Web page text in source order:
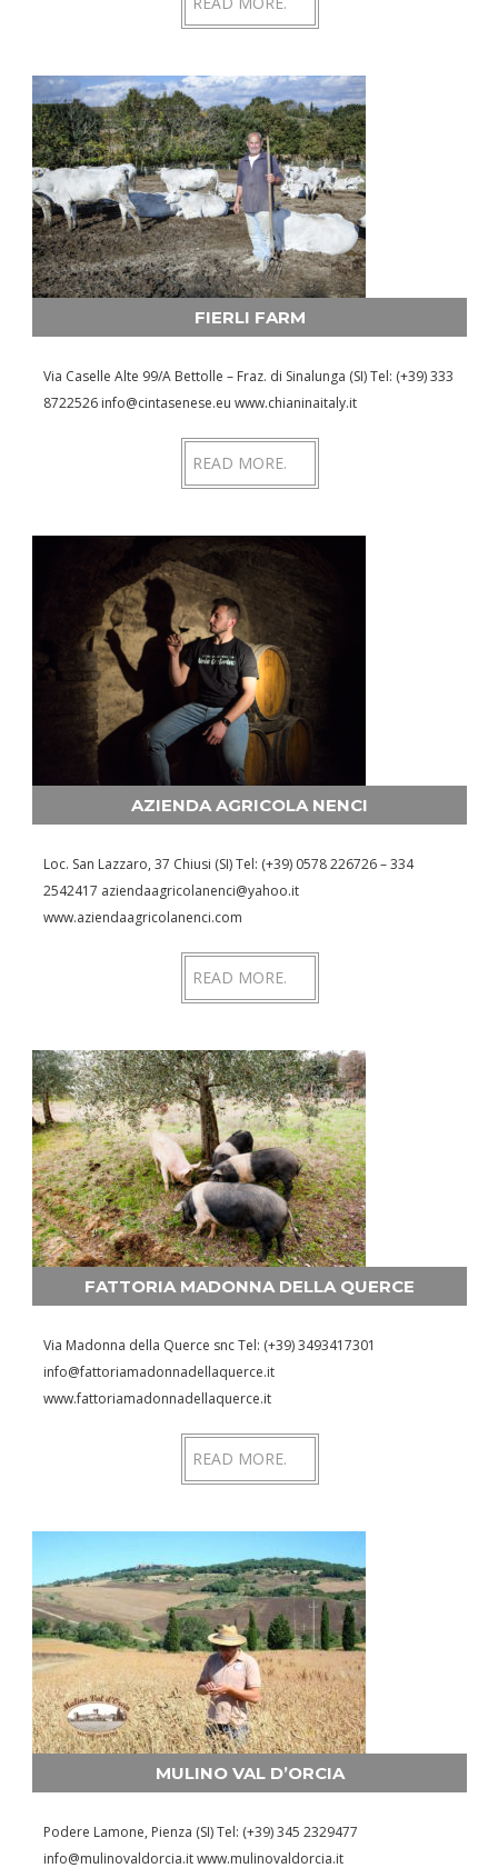
FIERLI FARM
Via Caselle Alte 99/A Bettolle – Fraz. di Sinalunga (SI) Tel: (+39) 333
8722526 info@cintasenese.eu www.chianinaitaly.it
READ MORE.
AZIENDA AGRICOLA NENCI
Loc. San Lazzaro, 37 Chiusi (SI) Tel: (+39) 0578 226726 – 334
2542417 aziendaagricolanenci@yahoo.it
www.aziendaagricolanenci.com
READ MORE.
FATTORIA MADONNA DELLA QUERCE
Via Madonna della Querce snc Tel: (+39) 3493417301
info@fattoriamadonnadellaquerce.it
www.fattoriamadonnadellaquerce.it
READ MORE.
MULINO VAL D’ORCIA
Podere Lamone, Pienza (SI) Tel: (+39) 345 2329477
info@mulinovaldorcia.it www.mulinovaldorcia.it